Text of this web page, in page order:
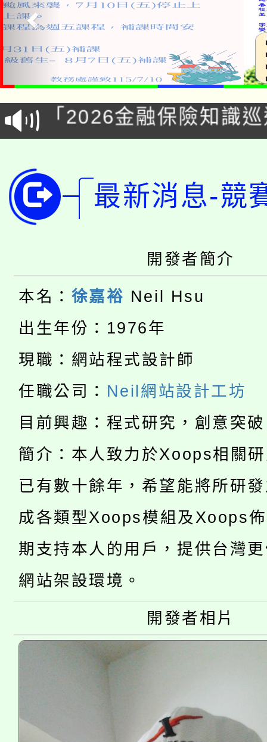
公告本校115學年度第
代理(課)教師甄選結果
「2026金融保險知識
車」活動
桃園市115學年度學生
生本土語及新住民語歌
公告本校115學年度第
代理(課)教師甄選結果(
公告本校115學年度第
《TA101》溝通分析基
程，歡迎學生輔導中心
心理、諮商輔導、社會
系所師生報名參加。
轉知苗栗縣政府辦理
縣市「校園短影音徵選
門員」簡章及活動海報
踴躍報名參加。
桃園市115學年度學生
要點
「桃園市補助參觀特色
展演活動實施計畫」
115年度「教育部表揚
義教育推展貢獻獎」
公告本校115學年度第
代理(課)教師甄選結果(
車」活動
公告本校115學年度第
公告本校115學年度第
代理(課)教師甄選結果(
轉知中國文化大學推廣
《TA101》溝通分析基
程，歡迎學生輔導中心
心理、諮商輔導、社會
系所師生報名參加。
轉知苗栗縣政府辦理
縣市「校園短影音徵選
門員」簡章及活動海報
踴躍報名參加。
桃園市115學年度學生
「桃園市補助參觀特色
展演活動實施計畫」
115年度「教育部表揚
義教育推展貢獻獎」
最新消息-競
開發者簡介
本名： 徐嘉裕 Neil Hsu
出生年份：1976年
現職：網站程式設計師
任職公司： Neil網站設計工坊
目前興趣：程式研究，創意突
簡介：本人致力於Xoops相關
已有數十餘年，希望能將所研
成各類型Xoops模組及Xoops
期支持本人的用戶，提供台灣
網站架設環境。
開發者相片